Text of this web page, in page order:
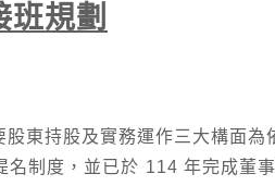
規劃
東持股及實務運作三大構面為
制度，並已於 114 年完成董